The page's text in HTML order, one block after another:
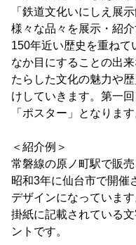
「鉄道文化いにしえ展
様々な品々を展示・紹介
150年近い歴史を重ね
なか目にすることの出
たらした文化の魅力や
けしていきます。第一
「ポスター」となりま
＜紹介例＞
常磐線の原ノ町駅で販
昭和3年に仙台市で開催
デザインになっています
掛紙に記載されている
ントです。